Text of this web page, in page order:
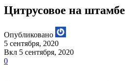
Цитрусовое на штамбе
Опубликовано
5 сентября, 2020
Вкл 5 сентября, 2020
0